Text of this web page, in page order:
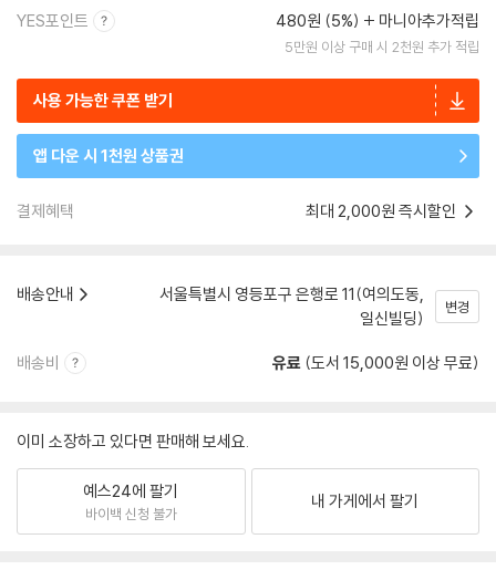
YES포인트 480원 (5%) 마니아추가적립
5만원 이상 구매 시 2천원 추가 적립
사용 가능한 쿠폰 받기
앱 다운 시 1천원 상품권
결제혜택 최대 2,000원 즉시할인
배송안내
서울특별시 영등포구 은행로 11(여의도동,
일신빌딩)
변경
배송비 유료 (도서 15,000원 이상 무료)
이미 소장하고 있다면 판매해 보세요.
예스24에 팔기
바이백 신청 불가
내 가게에서 팔기